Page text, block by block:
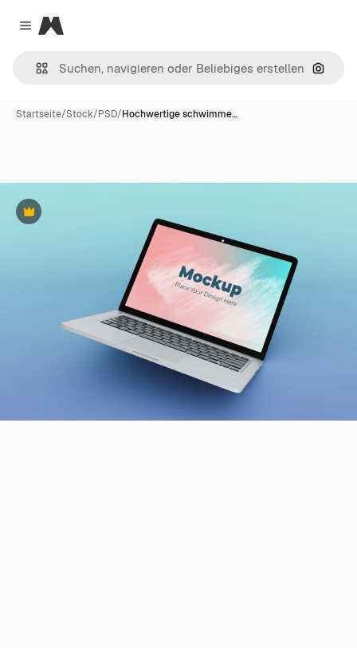
Close menu
Magnific
Nach
Startseite/Stock/PSD/Hochwertige schwimme…
Premium